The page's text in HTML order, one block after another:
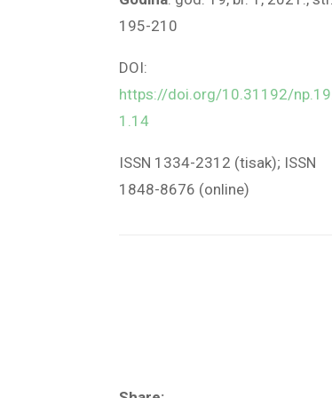
195-210
DOI:
https://doi.org/10.31192/np.19.
1.14
ISSN 1334-2312 (tisak); ISSN
1848-8676 (online)